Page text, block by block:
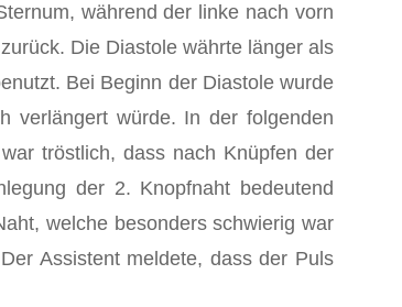
während der linke nach vorn
Die Diastole währte länger als
Bei Beginn der Diastole wurde
verlängert würde. In der folgenden
tröstlich, dass nach Knüpfen der
der 2. Knopfnaht bedeutend
welche besonders schwierig war
Assistent meldete, dass der Puls